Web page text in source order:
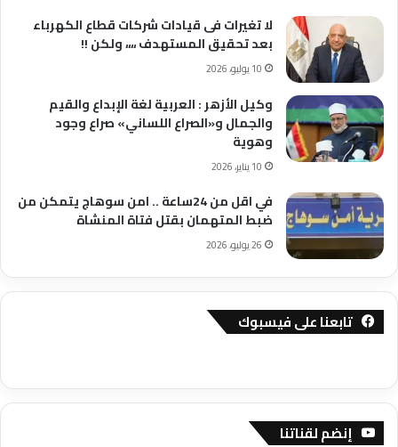
لا تغيرات فى قيادات شركات قطاع الكهرباء
بعد تحقيق المستهدف ،،،، ولكن !!
10 يوليو، 2026
وكيل الأزهر : العربية لغة الإبداع والقيم
والجمال و«الصراع اللساني» صراع وجود
وهوية
10 يناير، 2026
في اقل من 24ساعة .. امن سوهاج يتمكن من
ضبط المتهمان بقتل فتاة المنشاة
26 يوليو، 2026
تابعنا على فيسبوك
إنضم لقناتنا